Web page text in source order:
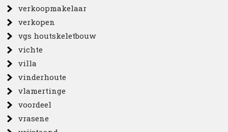
verkoopmakelaar
verkopen
vgs houtskeletbouw
vichte
villa
vinderhoute
vlamertinge
voordeel
vrasene